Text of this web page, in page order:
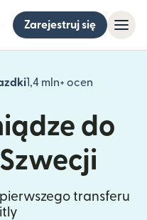
Zarejestruj się
1,4 mln+ ocen
(otwiera
do
transferu